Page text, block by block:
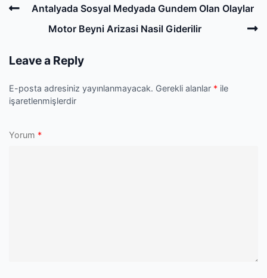
Post
navigation
PreviousAntalyada Sosyal Medyada Gundem Olan Olaylar
Motor Beyni Arizasi Nasil Giderilir
Leave a Reply
E-posta adresiniz yayınlanmayacak. Gerekli alanlar * ile
işaretlenmişlerdir
Yorum *